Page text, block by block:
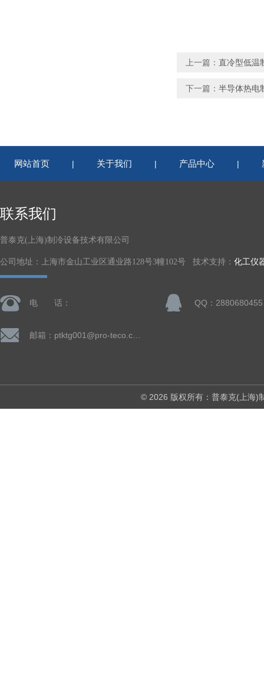
上一篇： 直冷型低温
下一篇： 半导体热电
网站首页 | 关于我们 | 产品中心 |
联系我们
普泰克(上海)制冷设备技术有限公司
公司地址：上海市金山工业区通业路128号3幢102号 技术支持： 化工仪
电 话： QQ：2880680455
© 2026 版权所有：普泰克(上海